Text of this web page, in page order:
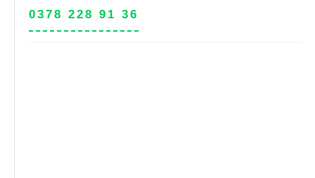
0378 228 91 36